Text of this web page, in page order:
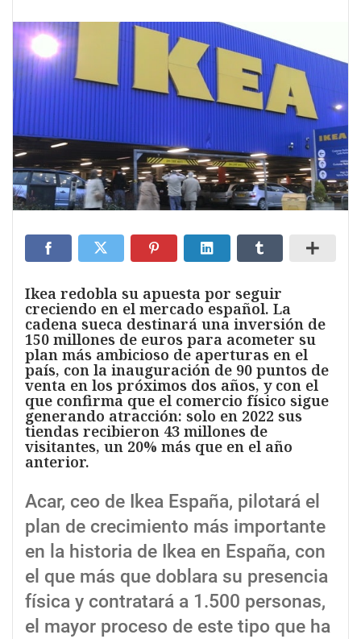
Ikea redobla su apuesta por seguir
creciendo en el mercado español. La
cadena sueca destinará una inversión de
150 millones de euros para acometer su
plan más ambicioso de aperturas en el
país, con la inauguración de 90 puntos de
venta en los próximos dos años, y con el
que confirma que el comercio físico sigue
generando atracción: solo en 2022 sus
tiendas recibieron 43 millones de
visitantes, un 20% más que en el año
anterior.
Acar, ceo de Ikea España, pilotará el
plan de crecimiento más importante
en la historia de Ikea en España, con
el que más que doblara su presencia
física y contratará a 1.500 personas,
el mayor proceso de este tipo que ha